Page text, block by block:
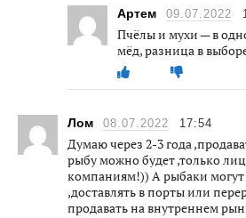
Артем 09.07.2022
Пчёлы и мухи — в
мёд, разница в
Лом 08.07.2022 17:54
Думаю через 2-3 года
рыбу можно будет ,только
компаниям!)) А рыбаки могут
,доставлять в порты или
продавать на внутреннем